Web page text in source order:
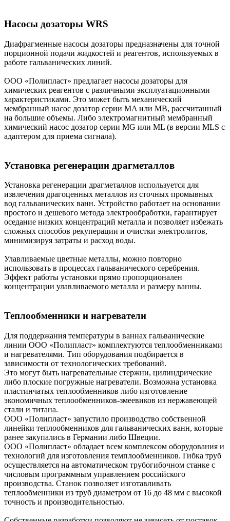
Насосы дозаторы WRS
Диафрагменные насосы дозаторы предназначены для точной
порционной подачи жидкостей и реагентов, используемых в
работе гальванических линий.
ООО «Полипласт» предлагает насосы дозаторы для
химических реагентов с различными эксплуатационными
характеристиками. Это может быть механический
мембранный насос дозатор серии MA или MB, рассчитанный
на большие объемы. Либо электромагнитный мембранный
химический насос дозатор серии MG или ML (в версии MLS с
адаптером для приема сигнала).
Установка регенерации драгметаллов
Установка регенерации драгметаллов используется для
извлечения драгоценных металлов из сточных промывных
вод гальванических ванн. Устройство работает на основании
простого и дешевого метода электрообработки, гарантирует
оседание низких концентраций металла и позволяет избежать
сложных способов рекуперации и очистки электролитов,
минимизируя затраты и расход воды.
Улавливаемые цветные металлы, можно повторно
использовать в процессах гальванического серебрения.
Эффект работы установки прямо пропорционален
концентрации улавливаемого металла и размеру ванны.
Теплообменники и нагреватели
Для поддержания температуры в ваннах гальванические
линии ООО «Полипласт» комплектуются теплообменниками
и нагревателями. Тип оборудования подбирается в
зависимости от технологических требований.
Это могут быть нагревательные стержни, цилиндрические
либо плоские погружные нагреватели. Возможна установка
пластинчатых теплообменников либо изготовление
экономичных теплообменников-змеевиков из нержавеющей
стали и титана.
ООО «Полипласт» запустило производство собственной
линейки теплообменников для гальванических ванн, которые
ранее закупались в Германии либо Швеции.
ООО «Полипласт» обладает всем комплексом оборудования и
технологий для изготовления темплообменников. Гибка труб
осуществляется на автоматическом трубогибочном станке с
числовым программным управлением российского
производства. Станок позволяет изготавливать
теплообменники из труб диаметром от 16 до 48 мм с высокой
точность и производительностью.